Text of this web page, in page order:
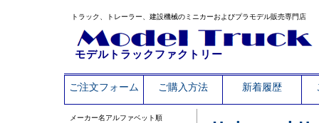
トラック、トレーラー、建設機械のミニカーおよびプラモデル販売専門店
モデルトラックファクトリー
ご注文フォーム ご購入方法 新着履歴
メーカー名アルファベット順